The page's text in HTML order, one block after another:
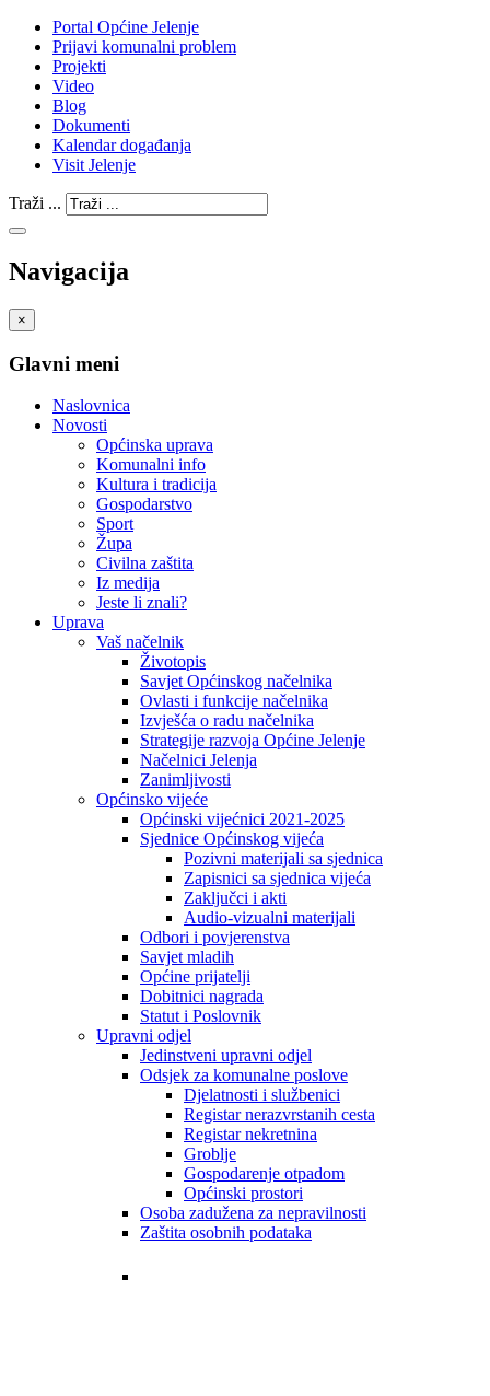
Portal Općine Jelenje
Prijavi komunalni problem
Projekti
Video
Blog
Dokumenti
Kalendar događanja
Visit Jelenje
Traži ...
Navigacija
×
Glavni meni
Naslovnica
Novosti
Općinska uprava
Komunalni info
Kultura i tradicija
Gospodarstvo
Sport
Župa
Civilna zaštita
Iz medija
Jeste li znali?
Uprava
Vaš načelnik
Životopis
Savjet Općinskog načelnika
Ovlasti i funkcije načelnika
Izvješća o radu načelnika
Strategije razvoja Općine Jelenje
Načelnici Jelenja
Zanimljivosti
Općinsko vijeće
Općinski vijećnici 2021-2025
Sjednice Općinskog vijeća
Pozivni materijali sa sjednica
Zapisnici sa sjednica vijeća
Zaključci i akti
Audio-vizualni materijali
Odbori i povjerenstva
Savjet mladih
Općine prijatelji
Dobitnici nagrada
Statut i Poslovnik
Upravni odjel
Jedinstveni upravni odjel
Odsjek za komunalne poslove
Djelatnosti i službenici
Registar nerazvrstanih cesta
Registar nekretnina
Groblje
Gospodarenje otpadom
Općinski prostori
Osoba zadužena za nepravilnosti
Zaštita osobnih podataka